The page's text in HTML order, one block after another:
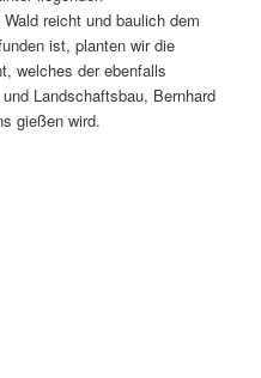
reicht und baulich dem
ist, planten wir die
welches der ebenfalls
Landschaftsbau, Bernhard
gießen wird.